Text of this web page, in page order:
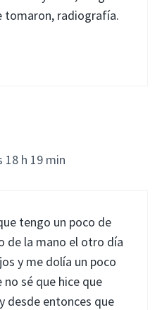
tomaron, radiografía.
18 h 19 min
tengo un poco de
de la mano el otro día
y me dolía un poco
sé que hice que
desde entonces que